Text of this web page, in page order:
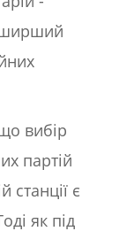
вибір
партій
станції є
як під